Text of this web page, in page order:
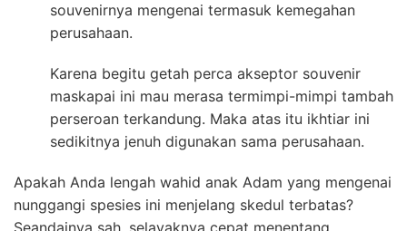
souvenirnya mengenai termasuk kemegahan
perusahaan.
Karena begitu getah perca akseptor souvenir
maskapai ini mau merasa termimpi-mimpi tambah
perseroan terkandung. Maka atas itu ikhtiar ini
sedikitnya jenuh digunakan sama perusahaan.
Apakah Anda lengah wahid anak Adam yang mengenai
nunggangi spesies ini menjelang skedul terbatas?